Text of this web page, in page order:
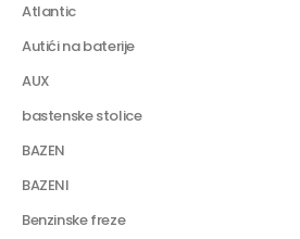
Atlantic
Autići na baterije
AUX
bastenske stolice
BAZEN
BAZENI
Benzinske freze